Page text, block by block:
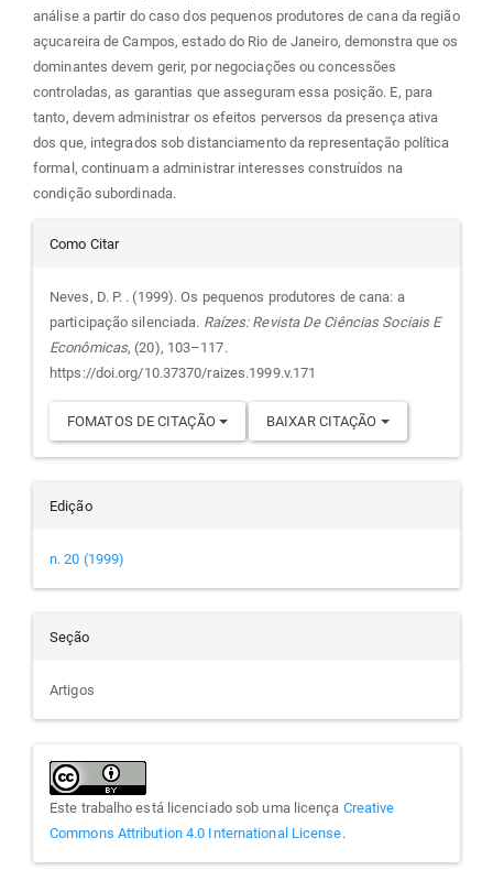
análise a partir do caso dos pequenos produtores de cana da região
açucareira de Campos, estado do Rio de Janeiro, demonstra que os
dominantes devem gerir, por negociações ou concessões
controladas, as garantias que asseguram essa posição. E, para
tanto, devem administrar os efeitos perversos da presença ativa
dos que, integrados sob distanciamento da representação política
formal, continuam a administrar interesses construídos na
condição subordinada.
Detalhes
do
artigo
Como Citar
Neves, D. P. . (1999). Os pequenos produtores de cana: a
participação silenciada. Raízes: Revista De Ciências Sociais E
Econômicas, (20), 103–117.
https://doi.org/10.37370/raizes.1999.v.171
FOMATOS DE CITAÇÃO BAIXAR CITAÇÃO
Edição
n. 20 (1999)
Seção
Artigos
Este trabalho está licenciado sob uma licença Creative
Commons Attribution 4.0 International License.